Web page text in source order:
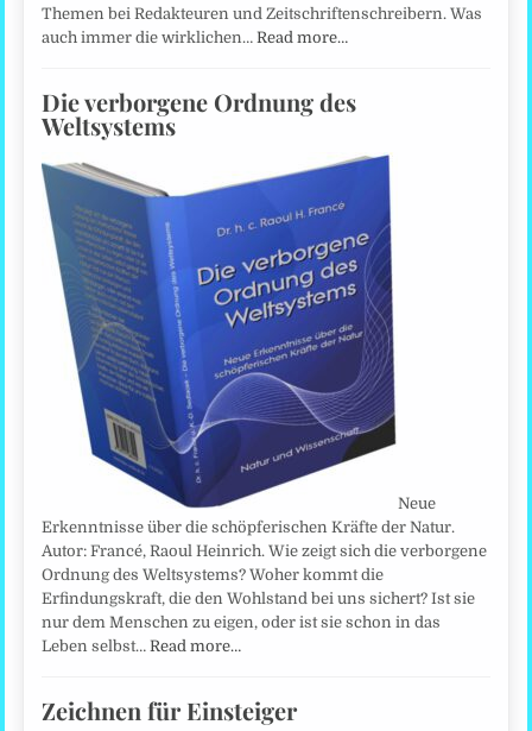
Themen bei Redakteuren und Zeitschriftenschreibern. Was
auch immer die wirklichen…Read more…
Die verborgene Ordnung des
Weltsystems
Neue
Erkenntnisse über die schöpferischen Kräfte der Natur.
Autor: Francé, Raoul Heinrich. Wie zeigt sich die verborgene
Ordnung des Weltsystems? Woher kommt die
Erfindungskraft, die den Wohlstand bei uns sichert? Ist sie
nur dem Menschen zu eigen, oder ist sie schon in das
Leben selbst…Read more…
Zeichnen für Einsteiger